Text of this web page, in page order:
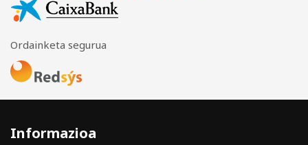
Ordainketa segurua
Informazioa